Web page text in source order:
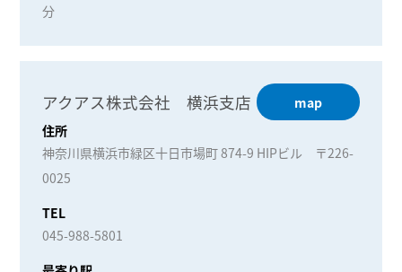
分
アクアス株式会社 横浜支店
map
住所
神奈川県横浜市緑区十日市場町 874-9 HIPビル 〒226-
0025
TEL
045-988-5801